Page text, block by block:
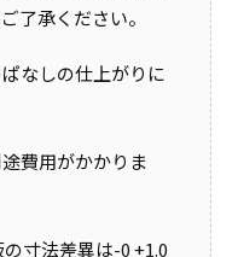
了承ください。
なしの仕上がりに
費用がかかりま
寸法差異は-0 +1.0